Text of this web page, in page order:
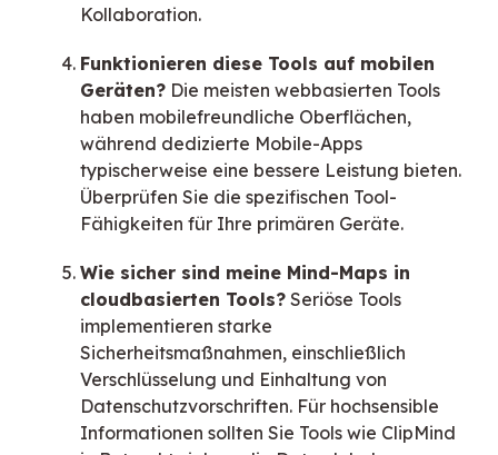
Kollaboration.
Funktionieren diese Tools auf mobilen
Geräten? Die meisten webbasierten Tools
haben mobilefreundliche Oberflächen,
während dedizierte Mobile-Apps
typischerweise eine bessere Leistung bieten.
Überprüfen Sie die spezifischen Tool-
Fähigkeiten für Ihre primären Geräte.
Wie sicher sind meine Mind-Maps in
cloudbasierten Tools? Seriöse Tools
implementieren starke
Sicherheitsmaßnahmen, einschließlich
Verschlüsselung und Einhaltung von
Datenschutzvorschriften. Für hochsensible
Informationen sollten Sie Tools wie ClipMind